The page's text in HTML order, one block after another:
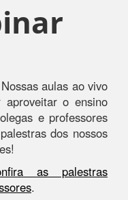
aulas ao vivo
o ensino
e professores
dos nossos
as palestras
.